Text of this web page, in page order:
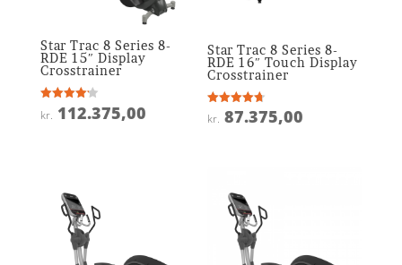
Star Trac 8 Series 8-
RDE 15″ Display
Crosstrainer
Vurderet
4.2
kr. 112.375,00
Star Trac 8 Series 8-
RDE 16″ Touch Display
Crosstrainer
Vurderet
4.7
kr. 87.375,00